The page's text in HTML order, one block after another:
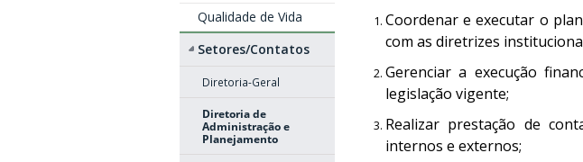
Qualidade de Vida
Setores/Contatos
Diretoria-Geral
Diretoria de
Administração e
Planejamento
Coordenar e executar o
com as diretrizes
Gerenciar a execução
legislação vigente;
Realizar prestação de
internos e externos;